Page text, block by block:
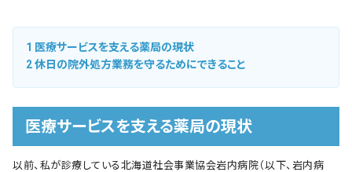
1 医療サービスを支える薬局の現状
2休日の院外処方業務を守るためにできること
医療サービスを支える薬局の現状
以前、私が診療している北海道社会事業協会岩内病院（以下、岩内病